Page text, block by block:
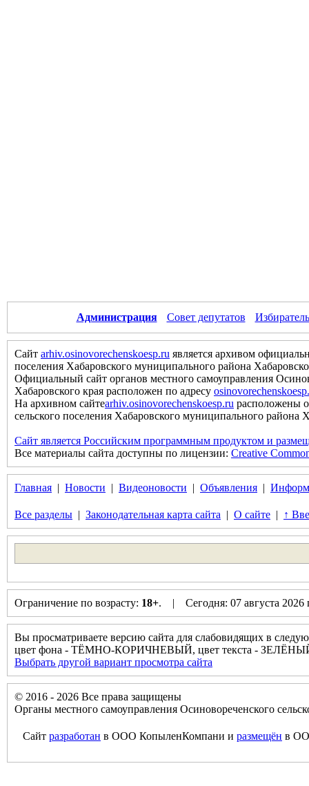
Администрация Совет депутатов
Сайт arhiv.osinovorechenskoesp.ru является архивом
поселения Хабаровского муниципального района
Официальный сайт органов местного самоуправления
Хабаровского края расположен по адресу
На архивном сайтеarhiv.osinovorechenskoesp.ru расположены
сельского поселения Хабаровского муниципального района
Сайт является Российским программным продуктом и
Все материалы сайта доступны по лицензии: Creative
Главная | Новости | Видеоновости | Объявления |
Все разделы | Законодательная карта сайта | О сайте | ↑
Ограничение по возрасту: 18+. | Сегодня: 07 августа
Вы просматриваете версию сайта для слабовидящих в
цвет фона - ТЁМНО-КОРИЧНЕВЫЙ, цвет текста -
Выбрать другой вариант просмотра сайта
© 2016 - 2026 Все права защищены
Органы местного самоуправления Осиновореченского
Сайт разработан в ООО КопыленКомпани и размещён в